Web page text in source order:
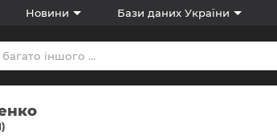
Новини Бази даних України